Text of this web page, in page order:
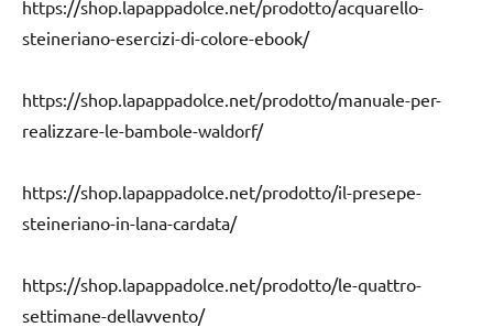
https://shop.lapappadolce.net/prodotto/acquarello-
steineriano-esercizi-di-colore-ebook/
https://shop.lapappadolce.net/prodotto/manuale-per-
realizzare-le-bambole-waldorf/
https://shop.lapappadolce.net/prodotto/il-presepe-
steineriano-in-lana-cardata/
https://shop.lapappadolce.net/prodotto/le-quattro-
settimane-dellavvento/